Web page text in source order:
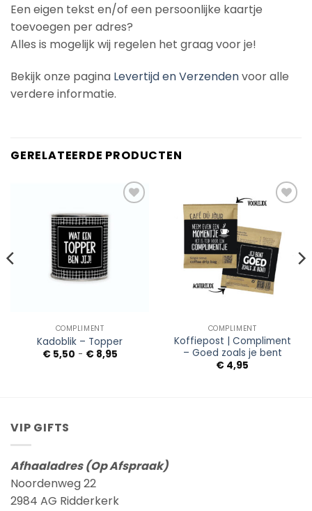
Een eigen tekst en/of een persoonlijke kaartje
toevoegen per adres?
Alles is mogelijk wij regelen het graag voor je!
Bekijk onze pagina Levertijd en Verzendenvoor alle
verdere informatie.
GERELATEERDE PRODUCTEN
COMPLIMENT
Kadoblik – Topper
€5,50 - €8,95Prijsklasse:
COMPLIMENT
Koffiepost | Compliment
– Goed zoals je bent
€ 4,95
VIP GIFTS
Afhaaladres (Op Afspraak)
Noordenweg 22
2984 AG Ridderkerk